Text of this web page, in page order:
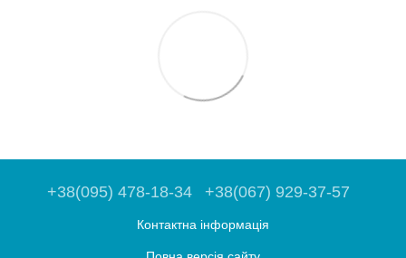
+38(095) 478-18-34 +38(067) 929-37-57
Контактна інформація